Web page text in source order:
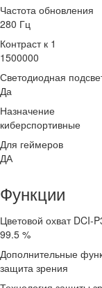
Частота обновления
280 Гц
Контраст к 1
1500000
Светодиодная
Да
Назначение
киберспортивные
Для геймеров
ДА
Функции
Цветовой охват DCI-
99.5 %
Дополнительные
защита зрения